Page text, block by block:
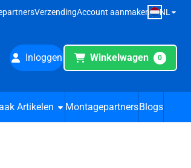
VerzendingAccount aanmaken NL
Inloggen Winkelwagen 0
Artikelen MontagepartnersBlogs